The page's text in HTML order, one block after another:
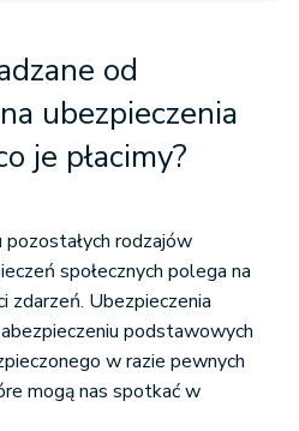
od
ubezpieczenia
je płacimy?
rodzajów
społecznych polega na
zdarzeń. Ubezpieczenia
podstawowych
w razie pewnych
mogą nas spotkać w